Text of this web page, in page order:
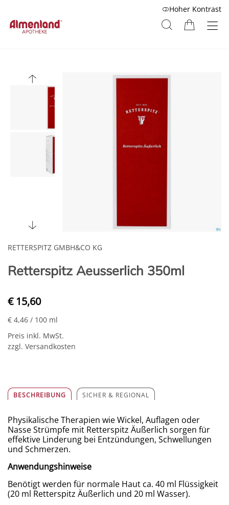
Hoher Kontrast
RETTERSPITZ GMBH&CO KG
Retterspitz Aeusserlich 350ml
€ 15,60
€ 4,46 / 100 ml
Preis inkl. MwSt.
zzgl. Versandkosten
BESCHREIBUNG SICHER & REGIONAL
Physikalische Therapien wie Wickel, Auflagen oder
Nasse Strümpfe mit Retterspitz Äußerlich sorgen für
effektive Linderung bei Entzündungen, Schwellungen
und Schmerzen.
Anwendungshinweise
Benötigt werden für normale Haut ca. 40 ml Flüssigkeit
(20 ml Retterspitz Äußerlich und 20 ml Wasser).